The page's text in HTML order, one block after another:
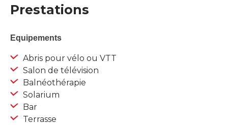
Prestations
Equipements
Abris pour vélo ou VTT
Salon de télévision
Balnéothérapie
Solarium
Bar
Terrasse